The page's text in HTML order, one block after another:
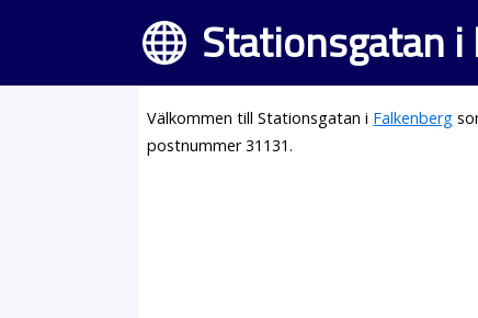
Stationsgatan i
Välkommen till Stationsgatan i Falkenberg
postnummer 31131.